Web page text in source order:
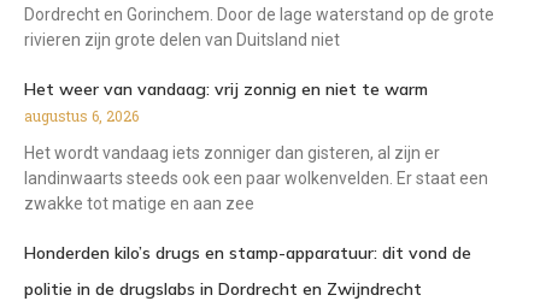
Dordrecht en Gorinchem. Door de lage waterstand op de grote
rivieren zijn grote delen van Duitsland niet
Het weer van vandaag: vrij zonnig en niet te warm
augustus 6, 2026
Het wordt vandaag iets zonniger dan gisteren, al zijn er
landinwaarts steeds ook een paar wolkenvelden. Er staat een
zwakke tot matige en aan zee
Honderden kilo’s drugs en stamp-apparatuur: dit vond de
politie in de drugslabs in Dordrecht en Zwijndrecht